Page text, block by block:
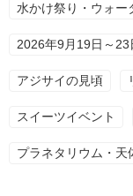
水かけ祭り・ウォー
2026年9月19日～23
アジサイの見頃
スイーツイベント
プラネタリウム・天